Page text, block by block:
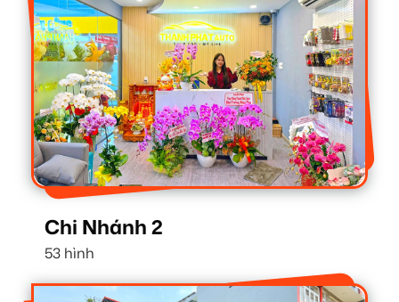
Chi Nhánh 2
53 hình